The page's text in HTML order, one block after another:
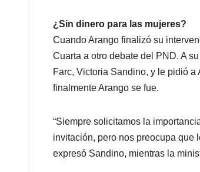
¿Sin dinero para las mujeres?
Cuando Arango finalizó su
Cuarta a otro debate del PND. A
Farc, Victoria Sandino, y le pidió
finalmente Arango se fue.
“Siempre solicitamos la
invitación, pero nos preocupa que
expresó Sandino, mientras la